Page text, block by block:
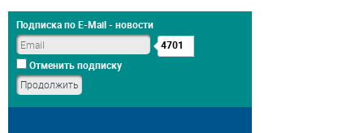
Подписка по E-Mail - новости
4701
Отменить подписку